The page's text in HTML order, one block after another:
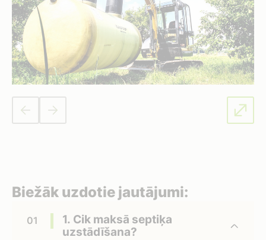
Biežāk uzdotie jautājumi:
1. Cik maksā septiķa
uzstādīšana?